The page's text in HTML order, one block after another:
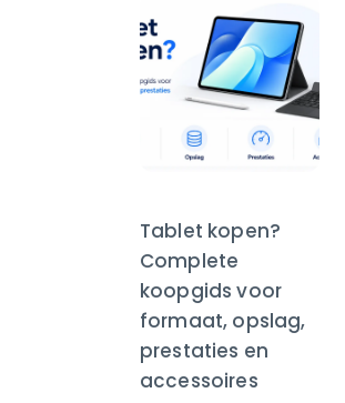
Tablet kopen?
Complete
koopgids voor
formaat, opslag,
prestaties en
accessoires